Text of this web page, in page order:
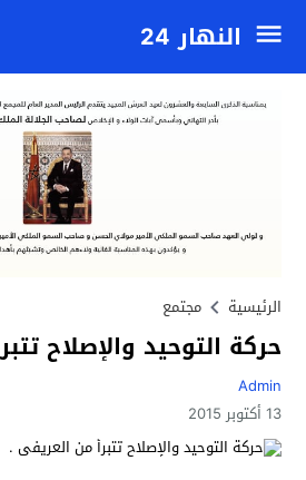
النهار 24
الرئيسية مجتمع
حركة التوحيد والإصلاح
Admin
13 أكتوبر 2015